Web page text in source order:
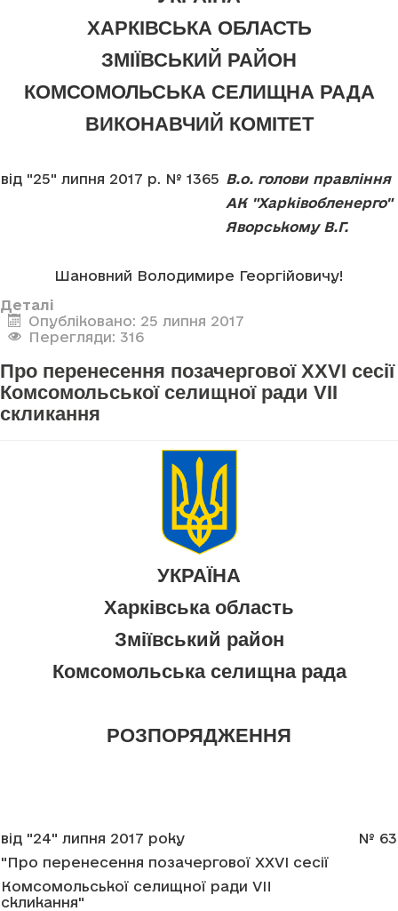
ХАРКІВСЬКА ОБЛАСТЬ
ЗМІЇВСЬКИЙ РАЙОН
КОМСОМОЛЬСЬКА СЕЛИЩНА РАДА
ВИКОНАВЧИЙ КОМІТЕТ
від "25" липня 2017 р. № 1365 В.о. голови правління
АК "Харківобленерго"
Яворському В.Г.
Шановний Володимире Георгійовичу!
Деталі
Опубліковано: 25 липня 2017
Перегляди: 316
Про перенесення позачергової XXVI сесії
Комсомольської селищної ради VII
скликання
УКРАЇНА
Харківська область
Зміївський район
Комсомольська селищна рада
РОЗПОРЯДЖЕННЯ
від "24" липня 2017 року
"Про перенесення позачергової XXVI сесії
Комсомольської селищної ради VII
скликання"
№ 63